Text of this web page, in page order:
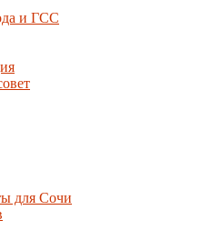
и ГСС
для Сочи